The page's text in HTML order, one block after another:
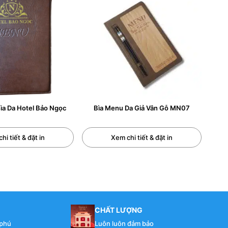
Da Hotel Bảo Ngọc
tiết & đặt in
Bìa Menu Da Giả Vân Gỗ MN07
Xem chi tiết & đặt in
CHẤT LƯỢNG
Luôn luôn đảm bảo